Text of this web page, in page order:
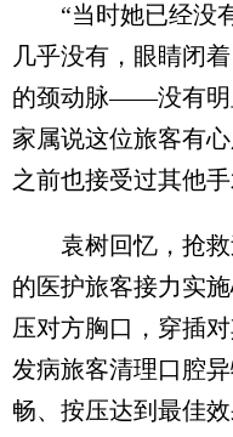
“当时她已经没有
几乎没有，眼睛闭
的颈动脉——没有明
家属说这位旅客有
之前也接受过其他手
袁树回忆，抢救
的医护旅客接力实
压对方胸口，穿插
发病旅客清理口腔
畅、按压达到最佳